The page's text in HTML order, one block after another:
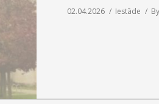
02.04.2026 Iestāde By